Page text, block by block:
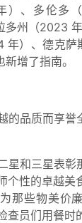
）、多伦多
多州（2023
年）、德克
增了指南。
的品质而享誉
星和三星表彰
性的卓越美
那些物美价
查员们用餐时